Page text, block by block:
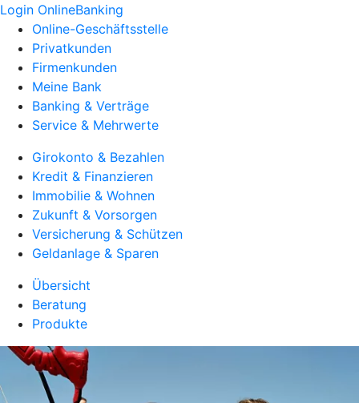
Login OnlineBanking
Online-Geschäftsstelle
Privatkunden
Firmenkunden
Meine Bank
Banking & Verträge
Service & Mehrwerte
Girokonto & Bezahlen
Kredit & Finanzieren
Immobilie & Wohnen
Zukunft & Vorsorgen
Versicherung & Schützen
Geldanlage & Sparen
Übersicht
Beratung
Produkte